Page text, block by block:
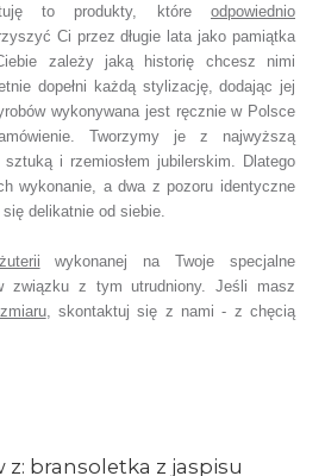
to produkty, które odpowiednio
Ci przez długie lata jako pamiątka
zależy jaką historię chcesz nimi
dopełni każdą stylizację, dodając jej
wykonywana jest ręcznie w Polsce
Tworzymy je z najwyższą
i rzemiosłem jubilerskim. Dlatego
wykonanie, a dwa z pozoru identyczne
delikatnie od siebie.
wykonanej na Twoje specjalne
związku z tym utrudniony. Jeśli masz
, skontaktuj się z nami - z chęcią
bransoletka z jaspisu